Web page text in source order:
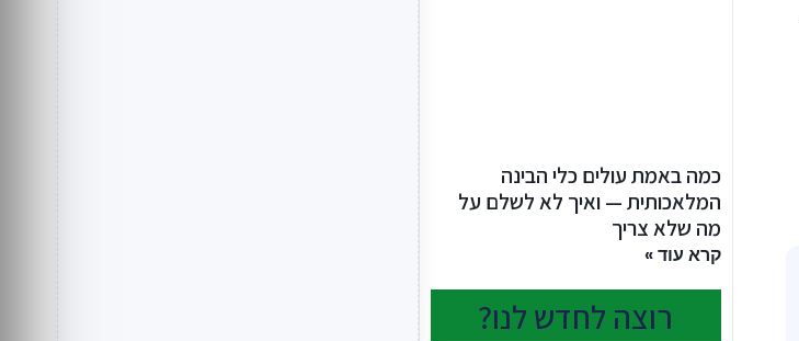
כמה באמת עולים כלי הבינה
המלאכותית — ואיך לא לשלם על
מה שלא צריך
קרא עוד »
רוצה לחדש לנו?